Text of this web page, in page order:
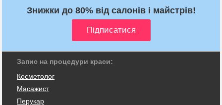
Знижки до 80% від салонів і майстрів!
Запис на процедури краси:
Косметолог
Масажист
Перукар